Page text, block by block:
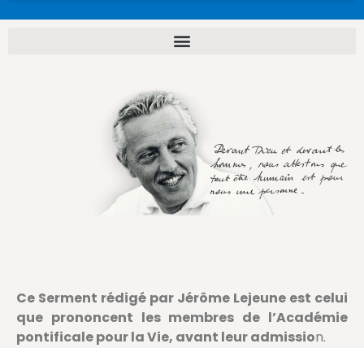
Ce Serment rédigé par Jérôme Lejeune est celui
que prononcent les membres de l’Académie
pontificale pour la Vie, avant leur admission.